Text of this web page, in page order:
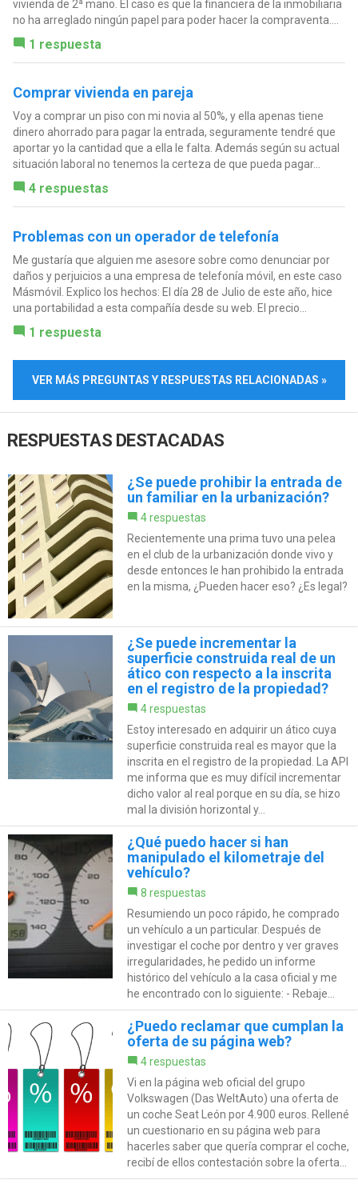
vivienda de 2ª mano. El caso es que la financiera de la inmobiliaria
no ha arreglado ningún papel para poder hacer la compraventa....
1 respuesta
Comprar vivienda en pareja
Voy a comprar un piso con mi novia al 50%, y ella apenas tiene
dinero ahorrado para pagar la entrada, seguramente tendré que
aportar yo la cantidad que a ella le falta. Además según su actual
situación laboral no tenemos la certeza de que pueda pagar...
4 respuestas
Problemas con un operador de telefonía
Me gustaría que alguien me asesore sobre como denunciar por
daños y perjuicios a una empresa de telefonía móvil, en este caso
Másmóvil. Explico los hechos: El día 28 de Julio de este año, hice
una portabilidad a esta compañía desde su web. El precio...
1 respuesta
VER MÁS PREGUNTAS Y RESPUESTAS RELACIONADAS »
RESPUESTAS DESTACADAS
¿Se puede prohibir la entrada de
un familiar en la urbanización?
4 respuestas
Recientemente una prima tuvo una pelea
en el club de la urbanización donde vivo y
desde entonces le han prohibido la entrada
en la misma, ¿Pueden hacer eso? ¿Es legal?
¿Se puede incrementar la
superficie construida real de un
ático con respecto a la inscrita
en el registro de la propiedad?
4 respuestas
Estoy interesado en adquirir un ático cuya
superficie construida real es mayor que la
inscrita en el registro de la propiedad. La API
me informa que es muy difícil incrementar
dicho valor al real porque en su día, se hizo
mal la división horizontal y...
¿Qué puedo hacer si han
manipulado el kilometraje del
vehículo?
8 respuestas
Resumiendo un poco rápido, he comprado
un vehículo a un particular. Después de
investigar el coche por dentro y ver graves
irregularidades, he pedido un informe
histórico del vehículo a la casa oficial y me
he encontrado con lo siguiente: - Rebaje...
¿Puedo reclamar que cumplan la
oferta de su página web?
4 respuestas
Vi en la página web oficial del grupo
Volkswagen (Das WeltAuto) una oferta de
un coche Seat León por 4.900 euros. Rellené
un cuestionario en su página web para
hacerles saber que quería comprar el coche,
recibí de ellos contestación sobre la oferta...